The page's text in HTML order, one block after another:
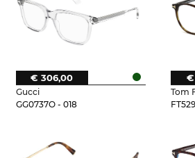
Gucci
GG0737O - 018
€ 306,00
Tom
€